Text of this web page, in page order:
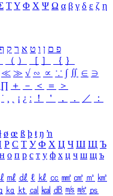
ΤΥ Φ Χ Ψ Ω α β γ δ ε ζ η
פ ם ן ו ט א ר ק ף
（ ） ［ ］ ｛ ｝
≪ ≫ √ ∽ ∝ ∵ ∫ ∬ ∈ ∋
∏ ＋ － ＜ ＝
＞
˙ ¸ ¡ ¿ ː ！ ＇ ， ． ／
：
ø œ ß þ ŧ ŋ ŉ
Р С Т У Ф Х Ц Ч Ш Щ Ъ
н о п р с т у ф х ц ч ш щ ъ
㎖ ㎗ ℓ ㎘ ㏄ ㎣ ㎤ ㎥ ㎦
㎏ ㏏ ㎈ ㎉ ㏈ ㎧ ㎨ ㎰